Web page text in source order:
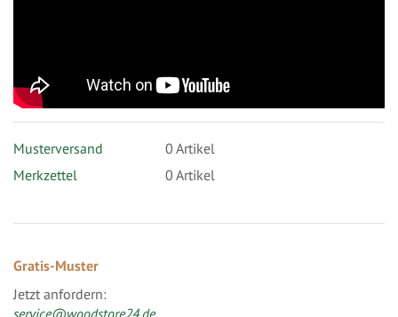
Musterversand 0 Artikel
Merkzettel
0 Artikel
Gratis-Muster
Jetzt anfordern:
service@woodstore24.de